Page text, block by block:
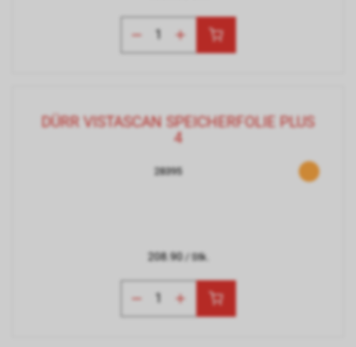
DÜRR VISTASCAN SPEICHERFOLIE PLUS
4
28395
208.90/ Stk.